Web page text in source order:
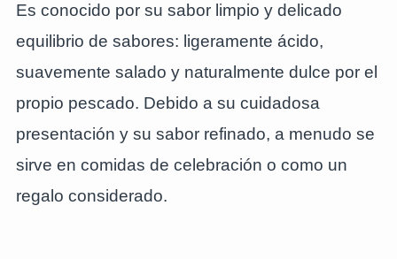
Es conocido por su sabor limpio y delicado
equilibrio de sabores: ligeramente ácido,
suavemente salado y naturalmente dulce por el
propio pescado. Debido a su cuidadosa
presentación y su sabor refinado, a menudo se
sirve en comidas de celebración o como un
regalo considerado.